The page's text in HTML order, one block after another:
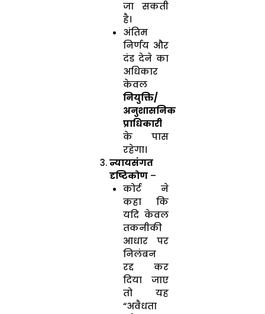
जा सकती
है।
अंतिम
निर्णय और
दंड देने का
अधिकार
केवल
नियुक्ति/
अनुशासनिक
प्राधिकारी
के पास
रहेगा।
न्यायसंगत
दृष्टिकोण –
कोर्ट ने
कहा कि
यदि केवल
तकनीकी
आधार पर
निलंबन
रद्द कर
दिया जाए
तो यह
“अवैधता